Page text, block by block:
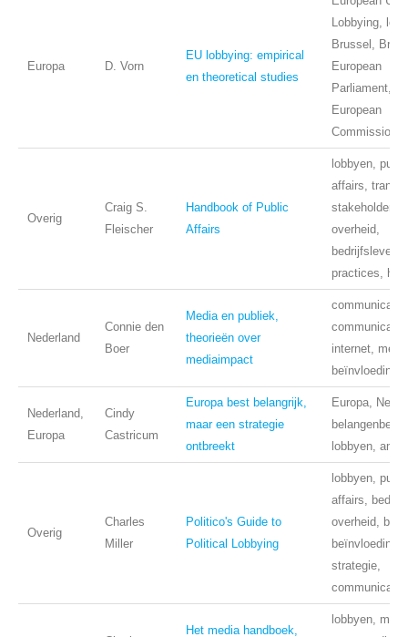
Europa D. Vorn
EU lobbying: empirical
en theoretical studies
Lobbying,
Brussel,
European
Parliament,
European
Commission
Overig
Craig S.
Fleischer
Handbook of Public
Affairs
lobbyen,
affairs,
stakeholders,
overheid,
bedrijfsleven,
practices,
Nederland
Connie den
Boer
Media en publiek,
theorieën over
mediaimpact
communicatie,
internet,
beïnvloeding
Nederland,
Europa
Cindy
Castricum
Europa best belangrijk,
maar een strategie
ontbreekt
Europa,
lobbyen,
Overig
Charles
Miller
Politico's Guide to
Political Lobbying
lobbyen,
affairs,
overheid,
beïnvloeding,
strategie,
communicatie
Het media handboek,
lobbyen,